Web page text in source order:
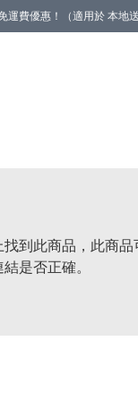
運費優惠！（適用於 本地
到此商品，此商品
是否正確。